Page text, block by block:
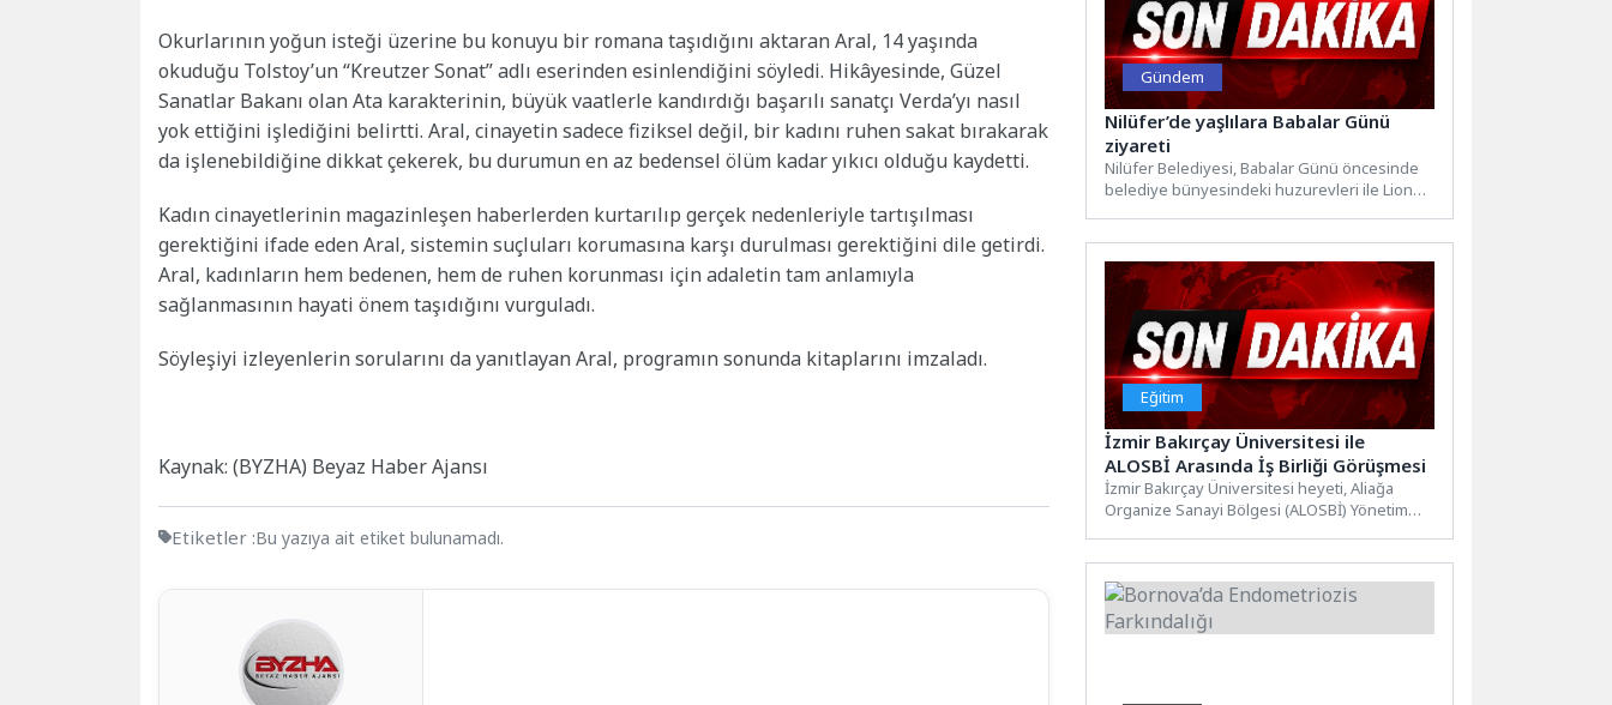
Okurlarının yoğun isteği üzerine bu konuyu bir romana taşıdığını aktaran Aral, 14 yaşında
okuduğu Tolstoy’un “Kreutzer Sonat” adlı eserinden esinlendiğini söyledi. Hikâyesinde, Güzel
Sanatlar Bakanı olan Ata karakterinin, büyük vaatlerle kandırdığı başarılı sanatçı Verda’yı nasıl
yok ettiğini işlediğini belirtti. Aral, cinayetin sadece fiziksel değil, bir kadını ruhen sakat bırakarak
da işlenebildiğine dikkat çekerek, bu durumun en az bedensel ölüm kadar yıkıcı olduğu kaydetti.
Kadın cinayetlerinin magazinleşen haberlerden kurtarılıp gerçek nedenleriyle tartışılması
gerektiğini ifade eden Aral, sistemin suçluları korumasına karşı durulması gerektiğini dile getirdi.
Aral, kadınların hem bedenen, hem de ruhen korunması için adaletin tam anlamıyla
sağlanmasının hayati önem taşıdığını vurguladı.
Söyleşiyi izleyenlerin sorularını da yanıtlayan Aral, programın sonunda kitaplarını imzaladı.
Kaynak: (BYZHA) Beyaz Haber Ajansı
Etiketler :Bu yazıya ait etiket bulunamadı.
Gündem
Nilüfer’de yaşlılara Babalar Günü
ziyareti
Nilüfer Belediyesi, Babalar Günü öncesinde
belediye bünyesindeki huzurevleri ile Lions
Eğitim
İzmir Bakırçay Üniversitesi ile
ALOSBİ Arasında İş Birliği Görüşmesi
İzmir Bakırçay Üniversitesi heyeti, Aliağa
Organize Sanayi Bölgesi (ALOSBİ) Yönetim